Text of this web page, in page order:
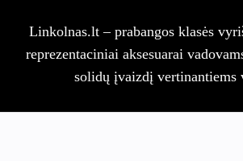
Linkolnas.lt – prabangos klasės
reprezentaciniai aksesuarai
solidų įvaizdį vertinantiems